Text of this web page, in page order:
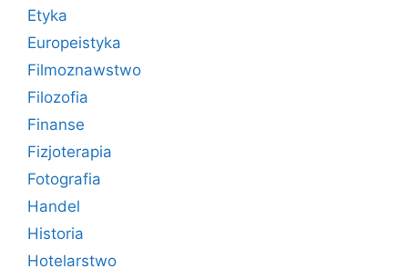
Etyka
Europeistyka
Filmoznawstwo
Filozofia
Finanse
Fizjoterapia
Fotografia
Handel
Historia
Hotelarstwo